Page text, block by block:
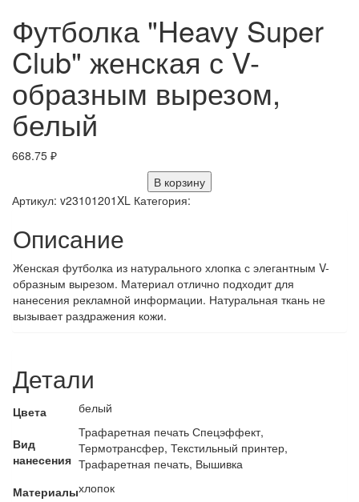
Футболка "Heavy Super
Club" женская с V-
образным вырезом,
белый
668.75 ₽
В корзину
Артикул: v23101201XL Категория:
Описание
Женская футболка из натурального хлопка с элегантным V-
образным вырезом. Материал отлично подходит для
нанесения рекламной информации. Натуральная ткань не
вызывает раздражения кожи.
Детали
Цвета белый
Вид
нанесения
Трафаретная печать Спецэффект,
Термотрансфер, Текстильный принтер,
Трафаретная печать, Вышивка
Материалыхлопок